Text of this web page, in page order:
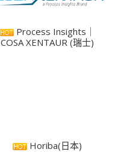
Process Insights｜
COSA XENTAUR (瑞士)
Horiba(日本)